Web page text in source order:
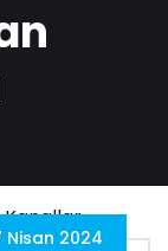
Nisan 2024